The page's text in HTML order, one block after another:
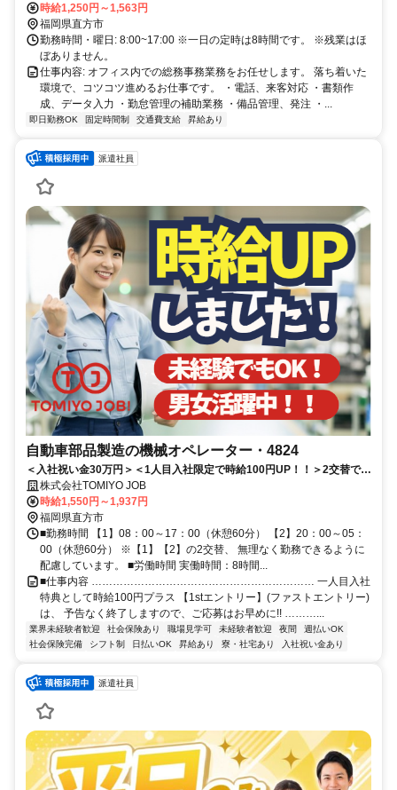
1km辺り16円の実費支給
時給1,250円～1,563円
福岡県直方市
勤務時間・曜日: 8:00~17:00 ※一日の定時は8時間です。 ※残業はほ
ぼありません。
仕事内容: オフィス内での総務事務業務をお任せします。 落ち着いた
環境で、コツコツ進めるお仕事です。 ・電話、来客対応 ・書類作
成、データ入力 ・勤怠管理の補助業務 ・備品管理、発注 ・...
即日勤務OK 固定時間制 交通費支給 昇給あり
派遣社員
自動車部品製造の機械オペレーター・4824
＜入社祝い金30万円＞＜1人目入社限定で時給100円UP！！＞2交替で稼
げる✨うれしいワンルーム寮完備！全国どこからでも応募OK！
株式会社TOMIYO JOB
時給1,550円～1,937円
福岡県直方市
■勤務時間 【1】08：00～17：00（休憩60分） 【2】20：00～05：
00（休憩60分） ※【1】【2】の2交替、 無理なく勤務できるように
配慮しています。 ■労働時間 実働時間：8時間...
■仕事内容 ……………………………………………………… 一人目入社
特典として時給100円プラス 【1stエントリー】(ファストエントリー)
は、 予告なく終了しますので、ご応募はお早めに!! ………...
業界未経験者歓迎 社会保険あり 職場見学可 未経験者歓迎 夜間
週払いOK
社会保険完備
シフト制 日払いOK 昇給あり 寮・社宅あり 入社祝い金あり
派遣社員